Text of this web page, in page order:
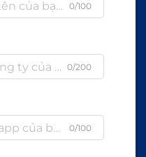
0/100
0/200
0/100